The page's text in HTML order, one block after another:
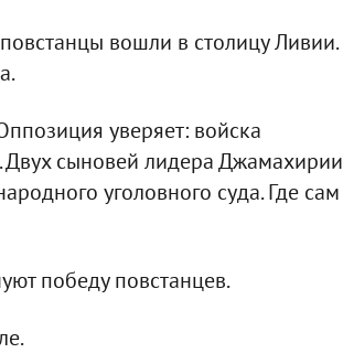
вошли в столицу Ливии.
уверяет: войска
Двух сыновей лидера Джамахирии
уголовного суда. Где сам
победу повстанцев.